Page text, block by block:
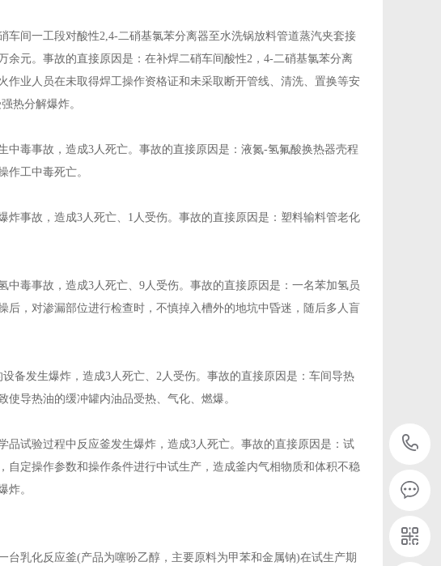
间一工段对酸性2,4-二硝基氯苯分离器至水洗锅放料管道蒸汽夹套接
元。事故的直接原因是：在补焊二硝车间酸性2，4-二硝基氯苯分离
业人员在未取得焊工操作资格证和未采取断开管线、清洗、置换等安
热分解爆炸。
毒事故，造成3人死亡。事故的直接原因是：液氮-氢氟酸换热器壳程
作工中毒死亡。
事故，造成3人死亡、1人受伤。事故的直接原因是：塑料输料管老化
毒事故，造成3人死亡、9人受伤。事故的直接原因是：一名苯加氢员
，对渗漏部位进行检查时，不慎掉入槽外的地坑中昏迷，随后多人盲
发生爆炸，造成3人死亡、2人受伤。事故的直接原因是：车间导热
导热油的缓冲罐内油品受热、气化、燃爆。
试验过程中反应釜发生爆炸，造成3人死亡。事故的直接原因是：试
定操作参数和操作条件进行中试生产，造成釜内气相物质和体积不稳
炸。
乳化反应釜(产品为噻吩乙醇，主要原料为甲苯和金属钠)在试生产期